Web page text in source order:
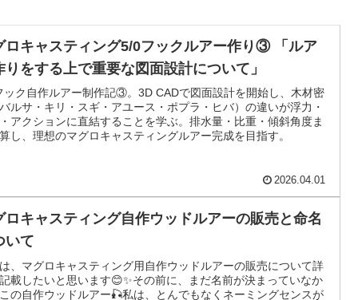
ロキャスティング5/0フックルアー作り③ 「ルア
りをする上で重要な図面設計について」
ック自作ルアー制作記③。3D CADで図面設計を開始し、木材密
ルサ・キリ・スギ・アユース・ポプラ・ヒバ）の違いが浮力・
アクションに直結することを学ぶ。排水量・比重・傾斜角度ま
し、理想のマグロキャスティングルアー完成を目指す。
2026.04.01
ロキャスティング自作ウッドルアーの販売と命名
いて
、マグロキャスティング用自作ウッドルアーの販売について詳
載したいと思います😊✨その前に、まだ名前が決まっていなか
の自作ウッドルアー🎣私は、とんでもなくネーミングセンスが